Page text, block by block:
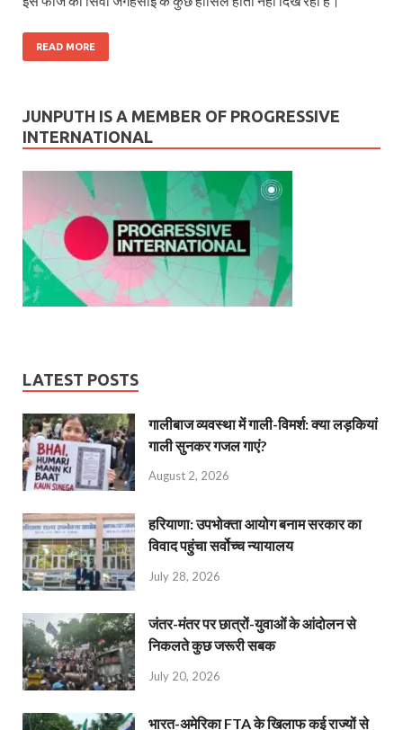
READ MORE
JUNPUTH IS A MEMBER OF PROGRESSIVE
INTERNATIONAL
LATEST POSTS
गालीबाज व्‍यवस्‍था में गाली-विमर्श: क्या लड़कियां
गाली सुनकर गजल गाएं?
August 2, 2026
हरियाणा: उपभोक्ता आयोग बनाम सरकार का
विवाद पहुंचा सर्वोच्च न्यायालय
July 28, 2026
जंतर-मंतर पर छात्रों-युवाओं के आंदोलन से
निकलते कुछ जरूरी सबक
July 20, 2026
भारत-अमेरिका FTA के खिलाफ कई राज्यों से